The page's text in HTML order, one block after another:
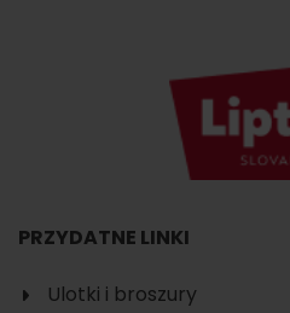
PRZYDATNE LINKI
Ulotki i broszury